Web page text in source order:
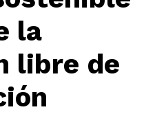
la
libre de